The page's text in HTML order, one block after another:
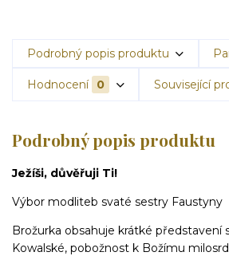
Podrobný popis produktu
Hodnocení 0 Související
Podrobný popis produktu
Ježíši, důvěřuji Ti!
Výbor modliteb svaté sestry Faustyny
Brožurka obsahuje krátké představení
Kowalské, pobožnost k Božímu